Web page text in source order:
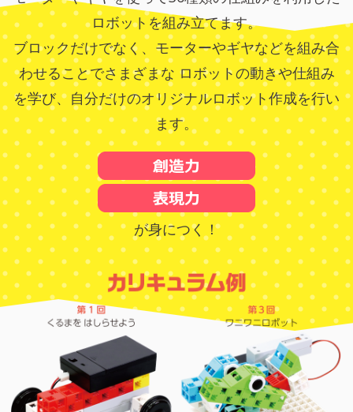
ロボットを組み立てます。
ブロックだけでなく、モーターやギヤなどを組み合
わせることでさまざまな ロボットの動きや仕組み
を学び、自分だけのオリジナルロボット作成を行い
ます。
が身につく！